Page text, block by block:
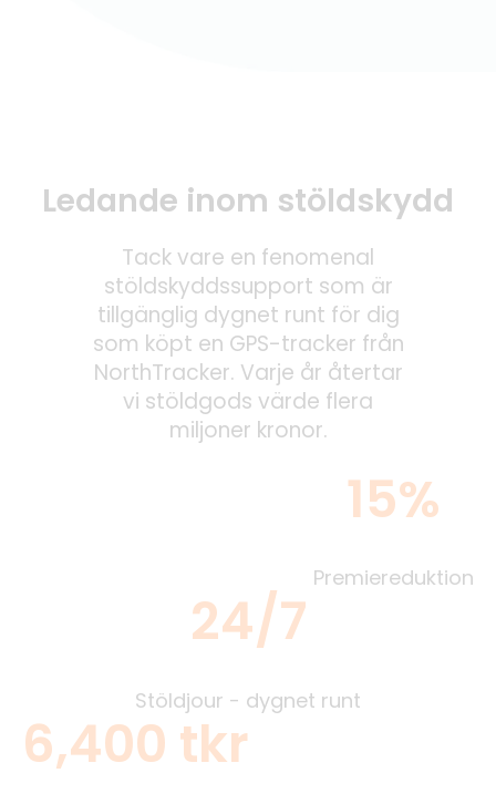
Ledande inom stöldskydd
Tack vare en fenomenal
stöldskyddssupport som är
tillgänglig dygnet runt för dig
som köpt en GPS-tracker från
NorthTracker. Varje år återtar
vi stöldgods värde flera
miljoner kronor.
15%
Premiereduktion
24/7
Stöldjour - dygnet runt
6,400 tkr